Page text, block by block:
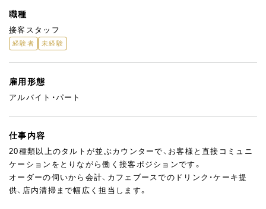
職種
接客スタッフ
経験者 未経験
雇用形態
アルバイト・パート
仕事内容
20種類以上のタルトが並ぶカウンターで、お客様と直接コミュニ
ケーションをとりながら働く接客ポジションです。
オーダーの伺いから会計、カフェブースでのドリンク・ケーキ提
供、店内清掃まで幅広く担当します。